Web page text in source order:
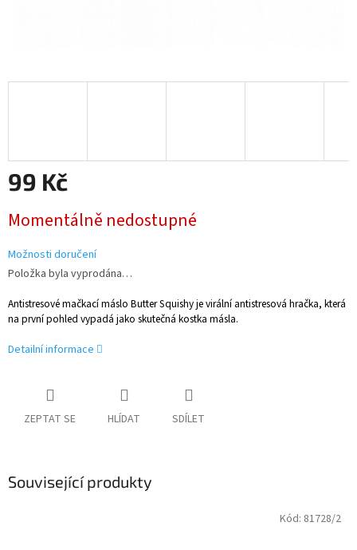
99 Kč
cena:
Momentálně nedostupné
Možnosti doručení
Položka byla vyprodána…
Antistresové mačkací máslo Butter Squishy je virální antistresová hračka, která
na první pohled vypadá jako skutečná kostka másla.
Detailní informace
ZEPTAT SE HLÍDAT SDÍLET
Související produkty
Kód: 81728/2